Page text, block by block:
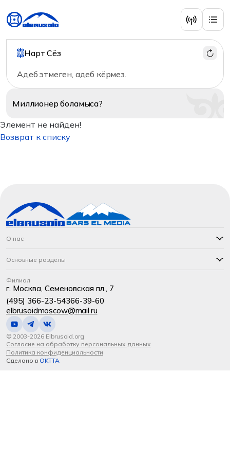
Нарт Сёз
Адеб этмеген, адеб кёрмез.
Миллионерболамыса?
Элемент не найден!
Возврат к списку
О нас
Основные разделы
Филиал
г. Москва, Семеновская пл., 7
(495) 366-23-54366-39-60
elbrusoidmoscow@mail.ru
© 2003-2026 Elbrusoid.org
Согласие на обработку персональных данных
Политика конфиденциальности
Сделано в OKTTA